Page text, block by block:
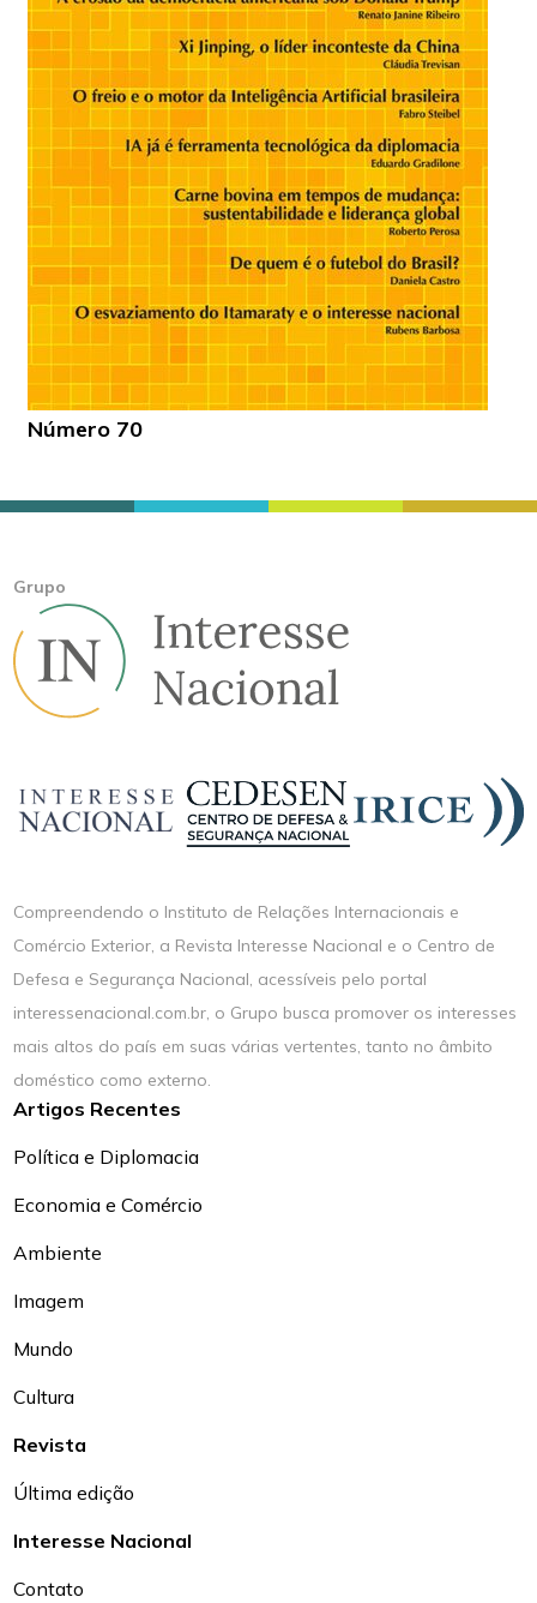
Número 70
Grupo
Compreendendo o Instituto de Relações Internacionais e
Comércio Exterior, a Revista Interesse Nacional e o Centro de
Defesa e Segurança Nacional, acessíveis pelo portal
interessenacional.com.br, o Grupo busca promover os interesses
mais altos do país em suas várias vertentes, tanto no âmbito
doméstico como externo.
Artigos Recentes
Política e Diplomacia
Economia e Comércio
Ambiente
Imagem
Mundo
Cultura
Revista
Última edição
Interesse Nacional
Contato